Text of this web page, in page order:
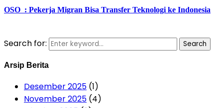
OSO : Pekerja Migran Bisa Transfer Teknologi ke Indonesia
Search for: Search
Arsip Berita
Desember 2025 (1)
November 2025 (4)